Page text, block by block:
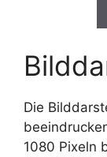
Die
1080 Pixeln